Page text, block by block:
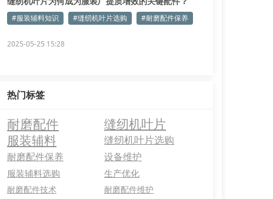
#服装辅料知识 #缝纫机叶片选购 #耐磨配件保养
2025-05-25 15:28
热门标签
耐磨配件
缝纫机叶片
服装辅料
缝纫机叶片选购
耐磨配件保养 设备维护
服装辅料选购 生产优化
耐磨配件技术
耐磨配件维护